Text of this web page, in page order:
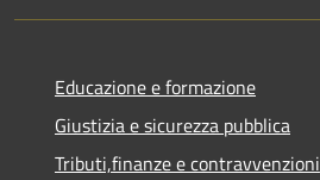
Educazione e formazione
Giustizia e sicurezza pubblica
Tributi,finanze e contravvenzioni